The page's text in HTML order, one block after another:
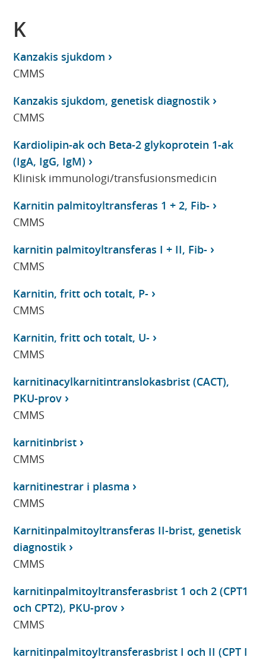
K
Kanzakis sjukdom
CMMS
Kanzakis sjukdom, genetisk diagnostik
CMMS
Kardiolipin-ak och Beta-2 glykoprotein 1-ak
(IgA, IgG, IgM)
Klinisk immunologi/transfusionsmedicin
Karnitin palmitoyltransferas 1 + 2, Fib-
CMMS
karnitin palmitoyltransferas I + II, Fib-
CMMS
Karnitin, fritt och totalt, P-
CMMS
Karnitin, fritt och totalt, U-
CMMS
karnitinacylkarnitintranslokasbrist (CACT),
PKU-prov
CMMS
karnitinbrist
CMMS
karnitinestrar i plasma
CMMS
Karnitinpalmitoyltransferas II-brist, genetisk
diagnostik
CMMS
karnitinpalmitoyltransferasbrist 1 och 2 (CPT1
och CPT2), PKU-prov
CMMS
karnitinpalmitoyltransferasbrist I och II (CPT I